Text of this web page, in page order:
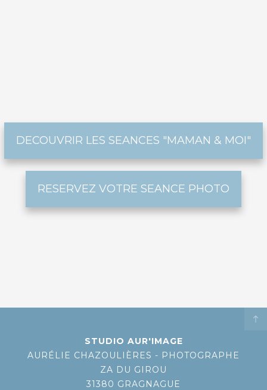
DECOUVRIR LES SEANCES "MAMAN & MOI"
RESERVEZ VOTRE SEANCE PHOTO
STUDIO AUR'IMAGE
AURÉLIE CHAZOULIÈRES - PHOTOGRAPHE
ZA DU GIROU
31380 GRAGNAGUE